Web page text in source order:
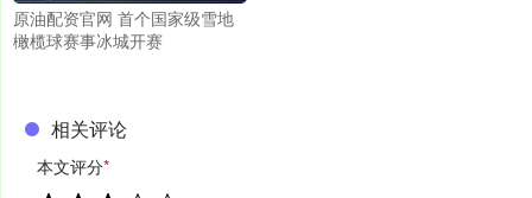
原油配资官网 首个国家级雪地
橄榄球赛事冰城开赛
相关评论
本文评分*